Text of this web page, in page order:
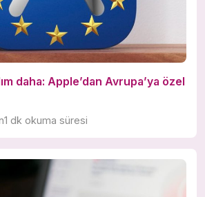
daha: Apple’dan Avrupa’ya özel
1 dk okuma süresi